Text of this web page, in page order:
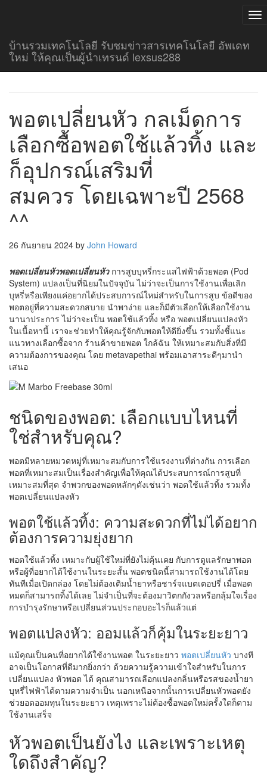
บ้านรวมเทคโนโลยี รับชมข่าวสารเทคโนโลยี อัพเดท
ใหม่ ให้คุณเป็นผู้นำเทรนด์ lexsus288
Author:John Howard
พอตเปลี่ยนหัว กลเม็ดการ
เลือกซื้อพอตใช้แล้วทิ้ง และ
ก็อุปกรณ์เสริมที่
สมควร โดยเฉพาะปี 2568
^^
26 กันยายน 2024 by John Howard
พอตเปลี่ยนหัวพอตเปลี่ยนหัวการสูบบุหรี่กระแสไฟฟ้าด้วยพอต (Pod
System) แปลงเป็นที่นิยมในปัจจุบัน ไม่ว่าจะเป็นการใช้งานเพื่อเลิก
บุหรี่หรือเพียงแค่อยากได้ประสบการณ์ใหม่สำหรับในการสูบ ข้อดีของ
พอตอยู่ที่ความสะดวกสบาย นำพาง่าย และก็มีตัวเลือกให้เลือกใช้งาน
นานาประการ ไม่ว่าจะเป็น พอตใช้แล้วทิ้ง หรือ พอตเปลี่ยนแปลงหัว
ในเนื้อหานี้ เราจะช่วยทำให้คุณรู้จักกับพอตให้ดียิ่งขึ้น รวมทั้งชี้แนะ
แนวทางเลือกซื้อจาก ร้านค้าขายพอต ใกล้ฉัน ให้เหมาะสมกับสิ่งที่มี
ความต้องการของคุณ โดย metavapethai พร้อมเอาสาระดีๆมานำ
เสนอ
ชนิดของพอต: เลือกแบบไหนที่
ใช่สำหรับคุณ?
พอตมีหลายหมวดหมู่ที่เหมาะสมกับการใช้แรงงานที่ต่างกัน การเลือก
พอตที่เหมาะสมเป็นเรื่องสำคัญเพื่อให้คุณได้ประสบการณ์การสูบที่
เหมาะสมที่สุด จำพวกของพอตหลักๆดังเช่นว่า พอตใช้แล้วทิ้ง รวมทั้ง
พอตเปลี่ยนแปลงหัว
พอตใช้แล้วทิ้ง: ความสะดวกที่ไม่ได้อยาก
ต้องการความยุ่งยาก
พอตใช้แล้วทิ้ง เหมาะกับผู้ใช้ใหม่ที่ยังไม่คุ้นเคย กับการดูแลรักษาพอต
หรือผู้ที่อยากได้ใช้งานในระยะสั้น พอตชนิดนี้สามารถใช้งานได้โดย
ทันทีเมื่อเปิดกล่อง โดยไม่ต้องเติมน้ำยาหรือชาร์จแบตเตอปรี่ เมื่อพอต
หมดก็สามารถทิ้งได้เลย ไม่จำเป็นที่จะต้องมาวิตกกังวลหรือกลุ้มใจเรื่อง
การบำรุงรักษาหรือเปลี่ยนส่วนประกอบอะไรก็แล้วแต่
พอตแปลงหัว: ออมแล้วก็คุ้มในระยะยาว
แม้คุณเป็นคนที่อยากได้ใช้งานพอต ในระยะยาว พอตเปลี่ยนหัว บางที
อาจเป็นโอกาสที่ดีมากยิ่งกว่า ด้วยความรู้ความเข้าใจสำหรับในการ
เปลี่ยนแปลง หัวพอต ได้ คุณสามารถเลือกแปลงกลิ่นหรือรสของน้ำยา
บุหรี่ไฟฟ้าได้ตามความจำเป็น นอกเหนือจากนั้นการเปลี่ยนหัวพอตยัง
ช่วยอดออมทุนในระยะยาว เหตุเพราะไม่ต้องซื้อพอตใหม่ครั้งใดก็ตาม
ใช้งานเสร็จ
หัวพอตเป็นยังไง และเพราะเหตุ
ใดถึงสำคัญ?